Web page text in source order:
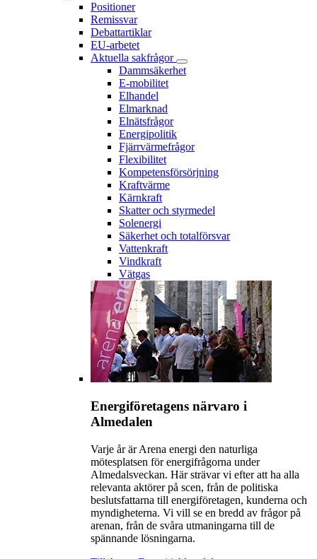
Positioner
Remissvar
Debattartiklar
EU-arbetet
Aktuella sakfrågor
Dammsäkerhet
E-mobilitet
Elhandel
Elmarknad
Elnätsfrågor
Energipolitik
Fjärrvärmefrågor
Flexibilitet
Kompetensförsörjning
Kraftvärme
Kärnkraft
Skatter och styrmedel
Solenergi
Säkerhet och totalförsvar
Vattenkraft
Vindkraft
Vätgas
Energiföretagens närvaro i
Almedalen
Varje år är Arena energi den naturliga
mötesplatsen för energifrågorna under
Almedalsveckan. Här strävar vi efter att ha alla
relevanta aktörer på scen, från de politiska
beslutsfattarna till energiföretagen, kunderna och
myndigheterna. Vi vill se en bredd av frågor på
arenan, från de svåra utmaningarna till de
spännande lösningarna.